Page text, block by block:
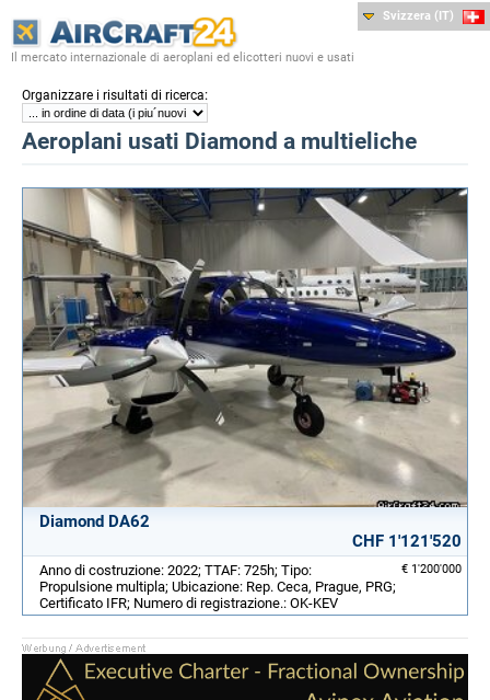
Il mercato internazionale di aeroplani ed elicotteri nuovi e usati
Svizzera (IT)
Organizzare i risultati di ricerca:
Aeroplani usati Diamond a multieliche
Diamond DA62
CHF 1'121'520
€ 1'200'000
Anno di costruzione: 2022; TTAF: 725h; Tipo:
Propulsione multipla; Ubicazione: Rep. Ceca, Prague, PRG;
Certificato IFR; Numero di registrazione.: OK-KEV